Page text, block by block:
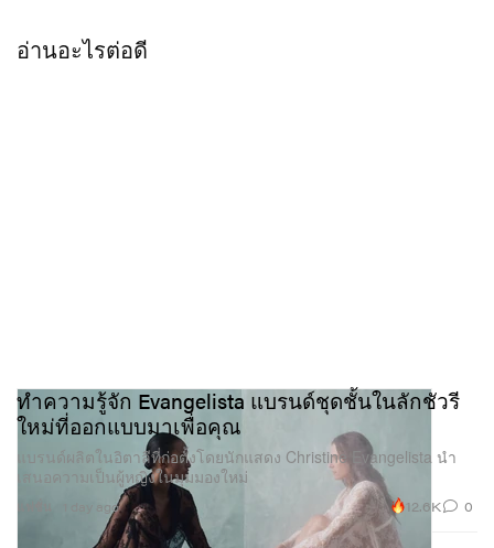
อ่านอะไรต่อดี
ทำความรู้จัก Evangelista แบรนด์ชุดชั้นในลักชัวรี
ใหม่ที่ออกแบบมาเพื่อคุณ
แบรนด์ผลิตในอิตาลีที่ก่อตั้งโดยนักแสดง Christine Evangelista นำ
เสนอความเป็นผู้หญิงในมุมมองใหม่
1 day ago 12.6K 0